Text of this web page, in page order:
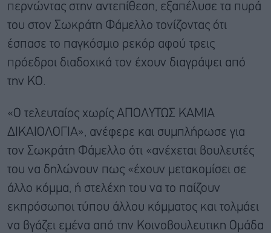
περνώντας στην αντεπίθεση, εξαπέλυσε τα πυρά
του στον Σωκράτη Φάμελλο τονίζοντας ότι
έσπασε το παγκόσμιο ρεκόρ αφού τρεις
πρόεδροι διαδοχικά τον έχουν διαγράψει από
την ΚΟ.
«Ο τελευταίος χωρίς ΑΠΟΛΥΤΩΣ ΚΑΜΙΑ
ΔΙΚΑΙΟΛΟΓΙΑ», ανέφερε και συμπλήρωσε για
τον Σωκράτη Φάμελλο ότι «ανέχεται βουλευτές
του να δηλώνουν πως «έχουν μετακομίσει σε
άλλο κόμμα, ή στελέχη του να το παίζουν
εκπρόσωποι τύπου άλλου κόμματος και τολμάει
να βγάζει εμένα από την Κοινοβουλευτικη Ομάδα